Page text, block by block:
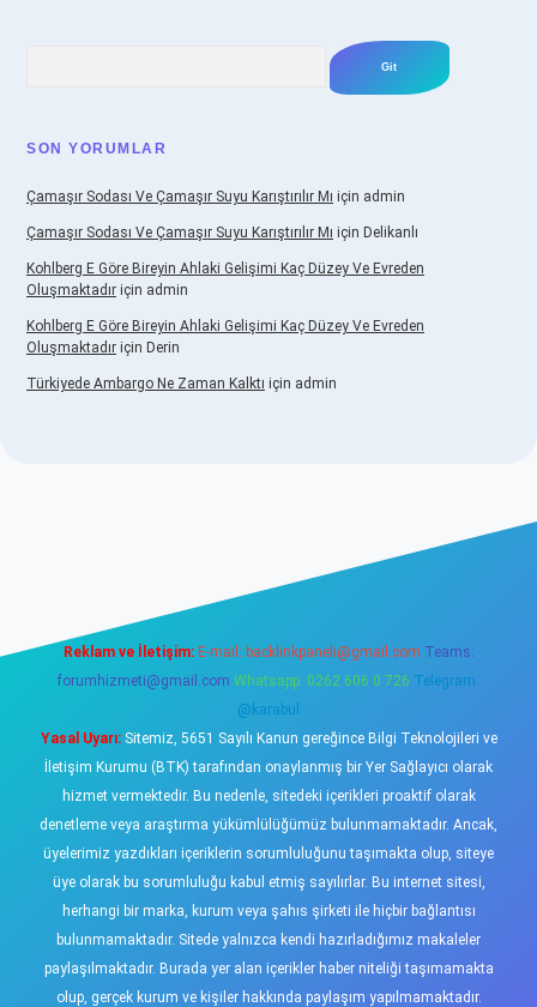
SON YORUMLAR
Çamaşır Sodası Ve Çamaşır Suyu Karıştırılır Mı için admin
Çamaşır Sodası Ve Çamaşır Suyu Karıştırılır Mı için Delikanlı
Kohlberg E Göre Bireyin Ahlaki Gelişimi Kaç Düzey Ve Evreden
Oluşmaktadır için admin
Kohlberg E Göre Bireyin Ahlaki Gelişimi Kaç Düzey Ve Evreden
Oluşmaktadır için Derin
Türkiyede Ambargo Ne Zaman Kalktı için admin
Reklam ve İletişim: E-mail: backlinkpaneli@gmail.com Teams:
forumhizmeti@gmail.com Whatsapp: 0262 606 0 726 Telegram:
@karabul
Yasal Uyarı:Sitemiz, 5651 Sayılı Kanun gereğince Bilgi Teknolojileri ve
İletişim Kurumu (BTK) tarafından onaylanmış bir Yer Sağlayıcı olarak
hizmet vermektedir. Bu nedenle, sitedeki içerikleri proaktif olarak
denetleme veya araştırma yükümlülüğümüz bulunmamaktadır. Ancak,
üyelerimiz yazdıkları içeriklerin sorumluluğunu taşımakta olup, siteye
üye olarak bu sorumluluğu kabul etmiş sayılırlar. Bu internet sitesi,
herhangi bir marka, kurum veya şahıs şirketi ile hiçbir bağlantısı
bulunmamaktadır. Sitede yalnızca kendi hazırladığımız makaleler
paylaşılmaktadır. Burada yer alan içerikler haber niteliği taşımamakta
olup, gerçek kurum ve kişiler hakkında paylaşım yapılmamaktadır.